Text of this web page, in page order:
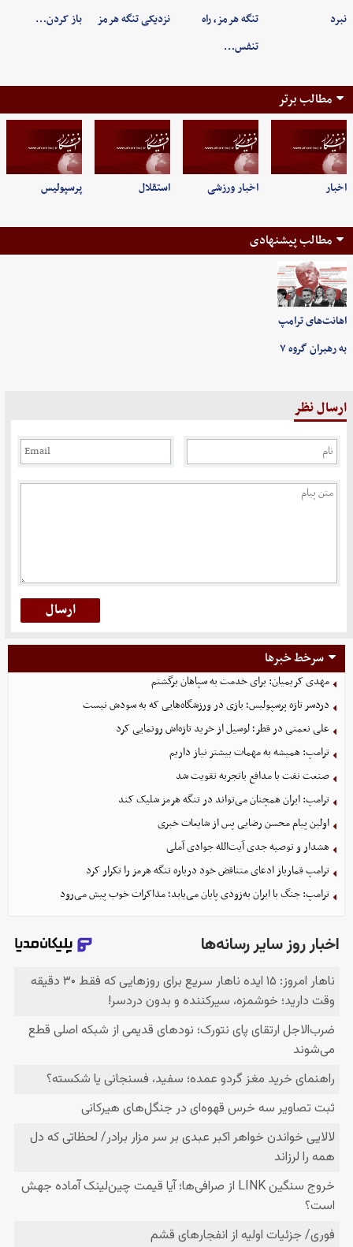
نبرد
تنگه هرمز، راه
تنفس…
نزدیکی تنگه هرمز
باز کردن…
مطالب برتر
اخبار اخبار ورزشی استقلال پرسپولیس
مطالب پیشنهادی
اهانت‌های ترامپ
به رهبران گروه ۷
ارسال نظر
سرخط خبرها
مهدی کریمیان: برای خدمت به سپاهان برگشتم
دردسر تازه پرسپولیس؛ بازی در ورزشگاه‌هایی که به سودش نیست
علی نعمتی در قطر؛ لوسیل از خرید تازه‌اش رونمایی کرد
ترامپ: همیشه به مهمات بیشتر نیاز داریم
صنعت نفت با مدافع باتجربه تقویت شد
ترامپ: ایران همچنان می‌تواند در تنگه هرمز شلیک کند
اولین پیام محسن رضایی پس از شایعات خبری
هشدار و توصیه جدی آیت‌الله جوادی آملی
ترامپ قمارباز ادعای متناقض خود درباره تنگه هرمز را تکرار کرد
ترامپ: جنگ با ایران به‌زودی پایان می‌یابد؛ مذاکرات خوب پیش می‌رود